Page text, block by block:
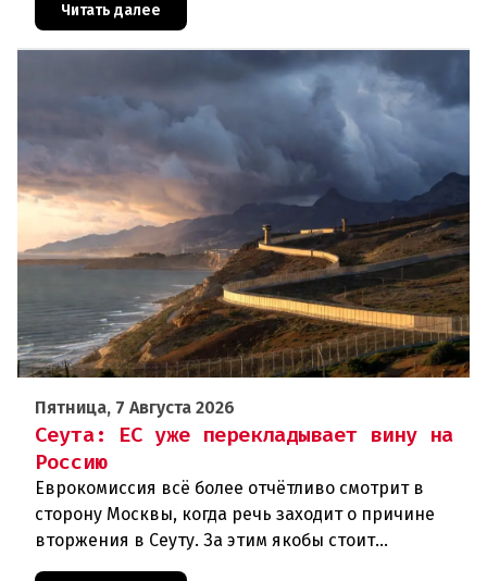
убежища и ввести индивидуальные проверки
Читать далее
Пятница, 7 Августа 2026
Сеута: ЕС уже перекладывает вину на
Россию
Еврокомиссия всё более отчётливо смотрит в
сторону Москвы, когда речь заходит о причине
вторжения в Сеуту. За этим якобы стоит